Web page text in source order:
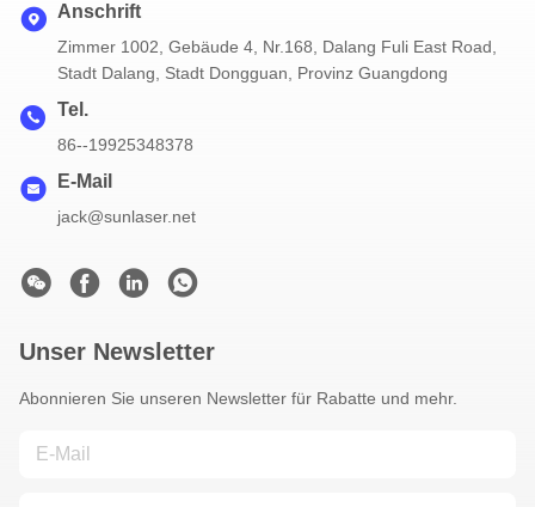
Anschrift
Zimmer 1002, Gebäude 4, Nr.168, Dalang Fuli East Road,
Stadt Dalang, Stadt Dongguan, Provinz Guangdong
Tel.
86--19925348378
E-Mail
jack@sunlaser.net
Unser Newsletter
Abonnieren Sie unseren Newsletter für Rabatte und mehr.